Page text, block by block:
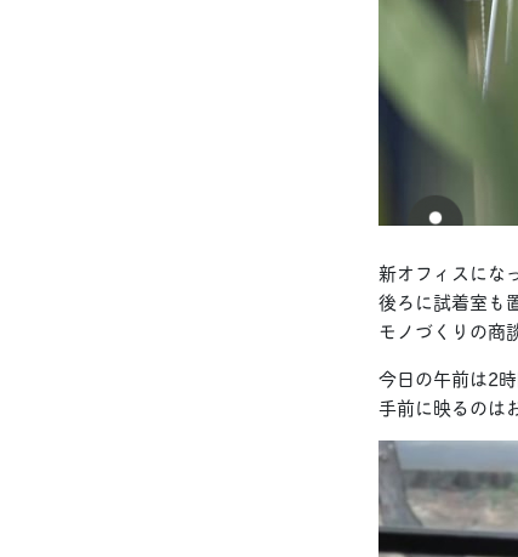
新オフィスにな
後ろに試着室も
モノづくりの商
今日の午前は2
手前に映るのは